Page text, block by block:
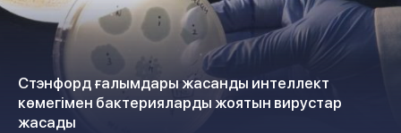
Стэнфорд ғалымдары жасанды интеллект
көмегімен бактерияларды жоятын вирустар
жасады